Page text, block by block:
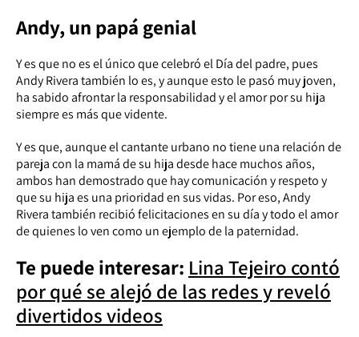
Andy, un papá genial
Y es que no es el único que celebró el Día del padre, pues
Andy Rivera también lo es, y aunque esto le pasó muy joven,
ha sabido afrontar la responsabilidad y el amor por su hija
siempre es más que vidente.
Y es que, aunque el cantante urbano no tiene una relación de
pareja con la mamá de su hija desde hace muchos años,
ambos han demostrado que hay comunicación y respeto y
que su hija es una prioridad en sus vidas. Por eso, Andy
Rivera también recibió felicitaciones en su día y todo el amor
de quienes lo ven como un ejemplo de la paternidad.
Te puede interesar: Lina Tejeiro contó
por qué se alejó de las redes y reveló
divertidos videos